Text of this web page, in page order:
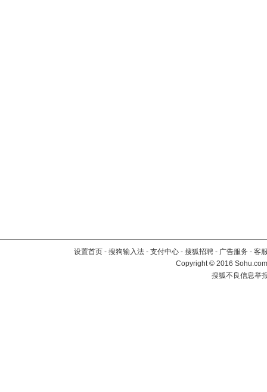
设置首页 - 搜狗输入法 - 支付中心 - 搜狐招聘 - 广告服务 - 客
Copyright©2016
搜狐不良信息举